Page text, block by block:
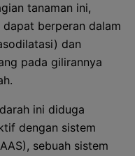
tanaman ini,
berperan dalam
dan
pada gilirannya
ini diduga
dengan sistem
sebuah sistem